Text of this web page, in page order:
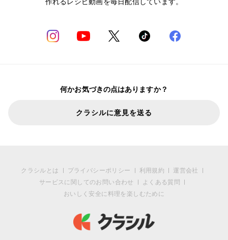
何かお気づきの点はありますか？
クラシルに意見を送る
クラシルとは プライバシーポリシー 利用規約
運営会社
サービスに関してのお問い合わせ
よくある質問
おいしく安全に料理を楽しむために